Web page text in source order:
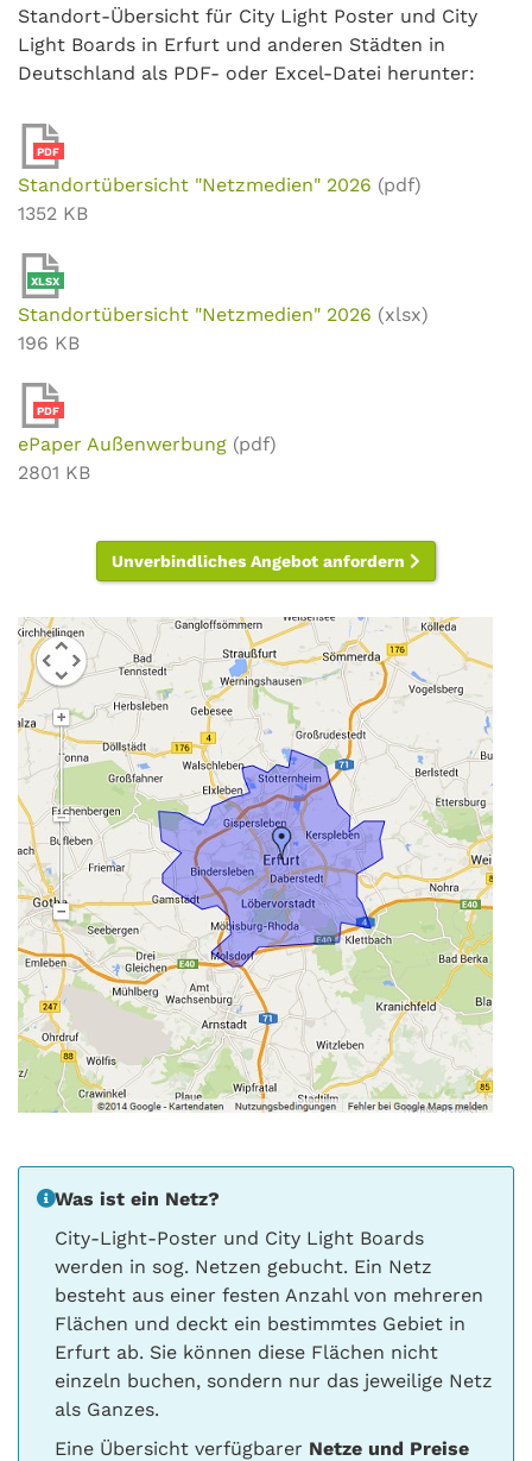
Standort-Übersicht für City Light Poster und City
Light Boards in Erfurt und anderen Städten in
Deutschland als PDF- oder Excel-Datei herunter:
PDF
Standortübersicht "Netzmedien" 2026 (pdf)
1352 KB
XLSX
Standortübersicht "Netzmedien" 2026 (xlsx)
196 KB
PDF
ePaper Außenwerbung (pdf)
2801 KB
Unverbindliches Angebot anfordern
Was ist ein Netz?
City-Light-Poster und City Light Boards
werden in sog. Netzen gebucht. Ein Netz
besteht aus einer festen Anzahl von mehreren
Flächen und deckt ein bestimmtes Gebiet in
Erfurt ab. Sie können diese Flächen nicht
einzeln buchen, sondern nur das jeweilige Netz
als Ganzes.
Eine Übersicht verfügbarer Netze und Preise